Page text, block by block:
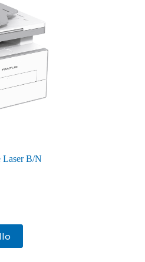
Laser B/N